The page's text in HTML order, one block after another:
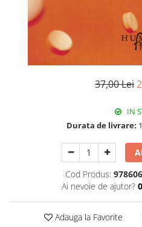
37,00 Lei
IN
Durata de livrare:
Cod Produs:
Ai nevoie de ajutor?
Adauga la Favorite